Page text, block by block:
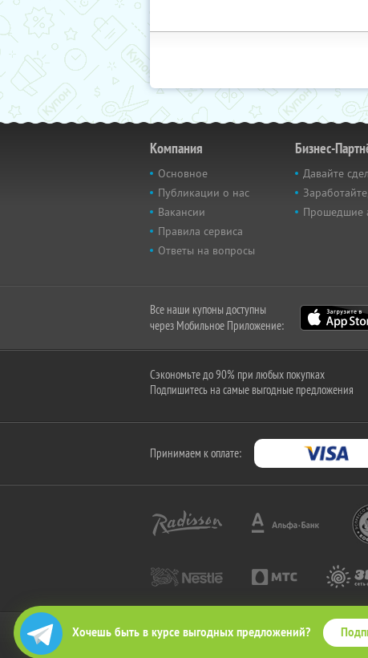
Хочешь быть в курсе выгодных предложений?
Компания
Основное
Публикации о нас
Вакансии
Правила сервиса
Ответы на вопросы
Бизнес-
Давайте
Прошедшие
Все наши купоны доступны
через Мобильное Приложение:
Сэкономьте до 90% при любых покупках
Подпишитесь на самые выгодные предложения
Принимаем к оплате:
2010-2026 © КупиКупон. Все права защищены.
Все права на товарный знак "КупиКупон" и на сайт